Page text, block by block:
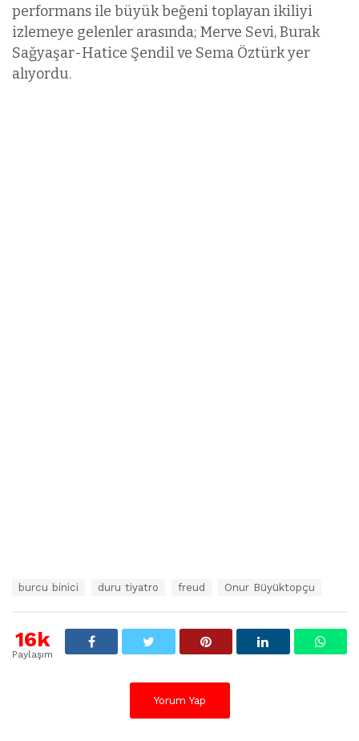
performans ile büyük beğeni toplayan ikiliyi
izlemeye gelenler arasında; Merve Sevi, Burak
Sağyaşar-Hatice Şendil ve Sema Öztürk yer
alıyordu.
t
burcu binici duru tiyatro freud Onur Büyüktopçu
16k
Paylaşım
Yorum Yap